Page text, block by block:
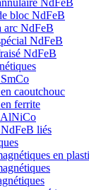
NdFeB
bloc NdFeB
arc NdFeB
NdFeB
NdFeB
caoutchouc
ferrite
AlNiCo
liés
en